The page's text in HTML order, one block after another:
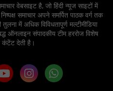
वेबसाइट है, जो हिंदी न्यूज साइटों में
समाचार अपने समर्पित पाठक वर्ग तक
में अधिक विविधतापूर्ण मल्टीमीडिया
ऑनलाइन संपादकीय टीम हररोज विशेष
देती है।